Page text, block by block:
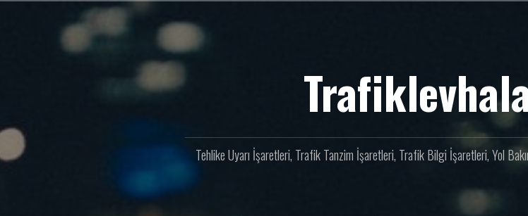
Tehlike Uyarı İşaretleri, Trafik Tanzim İşaretleri, Trafik Bilgi İşaretleri, Yol